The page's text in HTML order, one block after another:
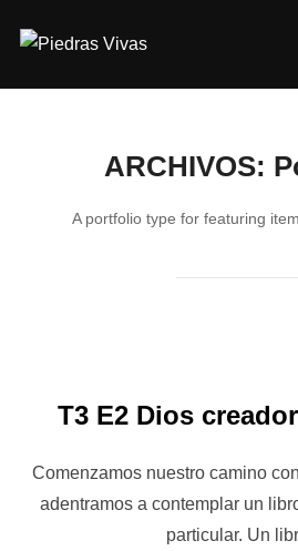
ARCHIVOS:
A portfolio type for featuring
T3 E2 Dios
Comenzamos nuestro camino
adentramos a contemplar un
particular. Un